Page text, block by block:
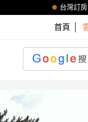
台灣訂房
首頁